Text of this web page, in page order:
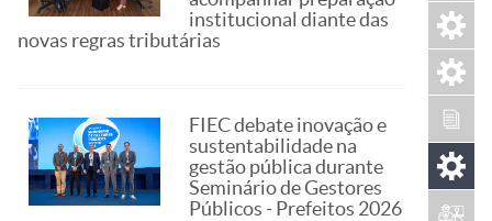
institucional diante das
novas regras tributárias
FIEC debate inovação e
sustentabilidade na
gestão pública durante
Seminário de Gestores
Públicos - Prefeitos 2026